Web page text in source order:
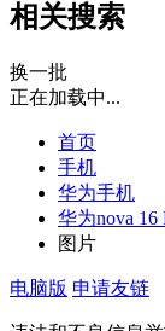
相关搜索
换一批
正在加载中...
首页
手机
华为手机
华为nova 16
图片
电脑版 申请友链